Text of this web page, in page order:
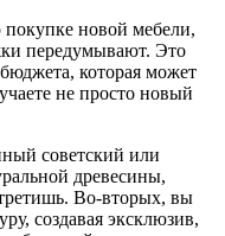
новой мебели,
передумывают. Это
которая может
не просто новый
советский или
древесины,
Во-вторых, вы
создавая эксклюзив,